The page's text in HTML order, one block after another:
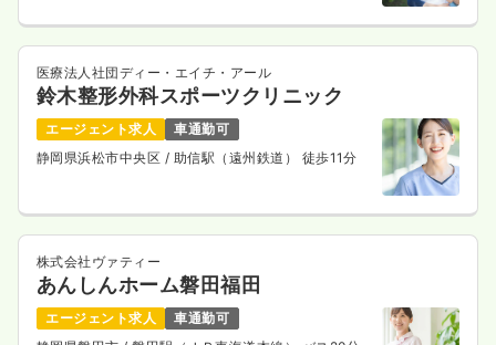
医療法人社団ディー・エイチ・アール
鈴木整形外科スポーツクリニック
エージェント求人
車通勤可
静岡県浜松市中央区 / 助信駅（遠州鉄道） 徒歩11分
株式会社ヴァティー
あんしんホーム磐田福田
エージェント求人
車通勤可